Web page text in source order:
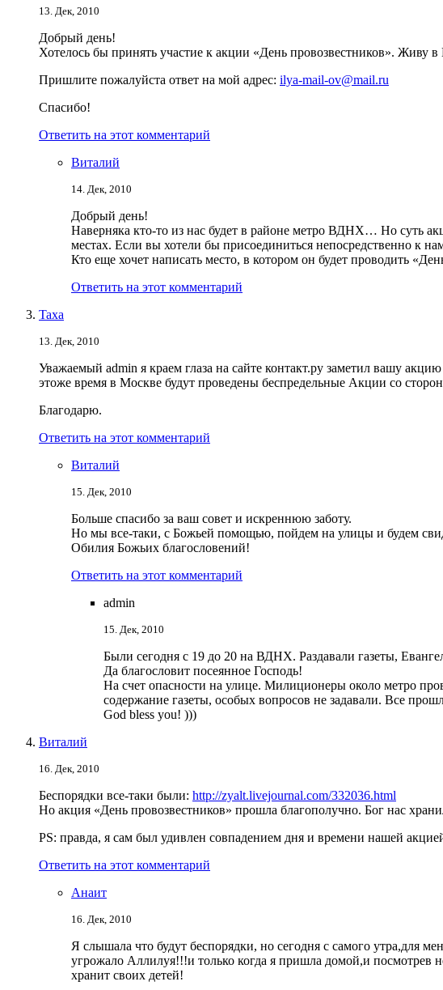
13. Дек, 2010
Добрый день!
Хотелось бы принять участие к акции «День провозвестников». Живу
Пришлите пожалуйста ответ на мой адрес: ilya-mail-ov@mail.ru
Спасибо!
Ответить на этот комментарий
Виталий
14. Дек, 2010
Добрый день!
Наверняка кто-то из нас будет в районе метро ВДНХ… Но суть
местах. Если вы хотели бы присоединиться непосредственно к
Кто еще хочет написать место, в котором он будет проводить
Ответить на этот комментарий
Taxa
13. Дек, 2010
Уважаемый admin я краем глаза на сайте контакт.ру заметил вашу
этоже время в Москве будут проведены беспредельные Акции со
Благодарю.
Ответить на этот комментарий
Виталий
15. Дек, 2010
Больше спасибо за ваш совет и искреннюю заботу.
Но мы все-таки, с Божьей помощью, пойдем на улицы и будем
Обилия Божьих благословений!
Ответить на этот комментарий
admin
15. Дек, 2010
Были сегодня c 19 до 20 на ВДНХ. Раздавали газеты,
Да благословит посеянное Господь!
На счет опасности на улице. Милиционеры около метро
содержание газеты, особых вопросов не задавали. Все
God bless you! )))
Виталий
16. Дек, 2010
Беспорядки все-таки были: http://zyalt.livejournal.com/332036.html
Но акция «День провозвестников» прошла благополучно. Бог нас
PS: правда, я сам был удивлен совпадением дня и времени нашей
Ответить на этот комментарий
Анаит
16. Дек, 2010
Я слышала что будут беспорядки, но сегодня с самого утра,для
угрожало Аллилуя!!!и только когда я пришла домой,и посмотрев
хранит своих детей!